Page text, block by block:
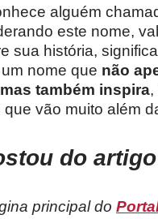
alguém
este nome,
sua história,
nome que não
também inspira,
vão muito além
do
principal do